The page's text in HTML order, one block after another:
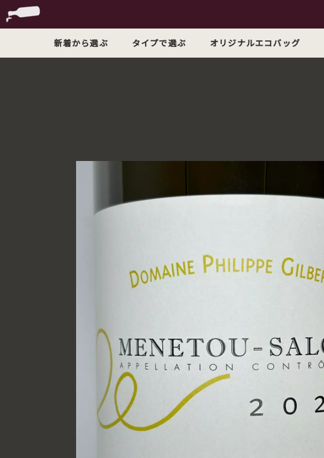
新着から選ぶ タイプで選ぶ オリジナルエコバッグ